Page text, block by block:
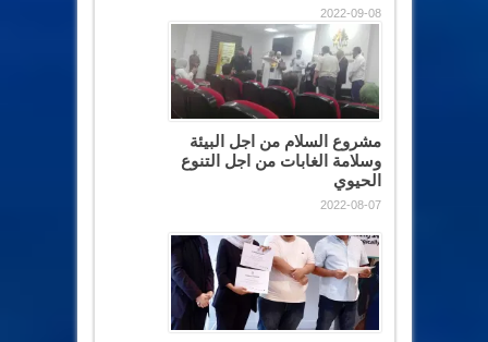
2022-09-08
مشروع السلام من اجل البيئة
وسلامة الغابات من اجل التنوع
الحيوي
2022-08-07